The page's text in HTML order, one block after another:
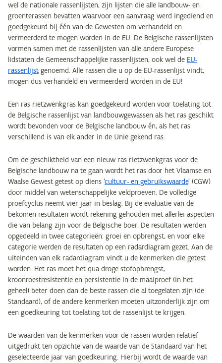
wel de nationale rassenlijsten, zijn lijsten die alle landbouw- en
groenterassen bevatten waarvoor een aanvraag werd ingediend en
goedgekeurd bij één van de Gewesten om verhandeld en
vermeerderd te mogen worden in de EU. De Belgische rassenlijsten
vormen samen met de rassenlijsten van alle andere Europese
lidstaten de Gemeenschappelijke rassenlijsten, ook wel de EU-
rassenlijstgenoemd. Alle rassen die u op de EU-rassenlijst vindt,
mogen dus verhandeld en vermeerderd worden in de EU!
Een ras rietzwenkgras kan goedgekeurd worden voor toelating tot
de Belgische rassenlijst van landbouwgewassen als het ras geschikt
wordt bevonden voor de Belgische landbouw én, als het ras
verschillend is van elk ander in de Unie gekend ras.
Om de geschiktheid van een nieuw ras rietzwenkgras voor de
Belgische landbouw na te gaan wordt het ras door het Vlaamse en
Waalse Gewest getest op diens ‘cultuur- en gebruikswaarde’ (CGW)
door middel van wetenschappelijke veldproeven. De volledige
proefcyclus neemt vier jaar in beslag. Bij de evaluatie van de
bekomen resultaten wordt rekening gehouden met allerlei aspecten
die van belang zijn voor de Belgische boer. De resultaten werden
opgedeeld in twee categorieën: groei en opbrengst, en voor elke
categorie werden de resultaten op een radardiagram gezet. Aan de
uiteinden van elk radardiagram vindt u de kenmerken die getest
worden. Het ras moet het qua droge stofopbrengst,
kroonroestresistentie en persistentie in de maaiproef (in het
geheel) beter doen dan de beste rassen die al toegelaten zijn (de
Standaard), of de andere kenmerken moeten uitzonderlijk zijn om
een goedkeuring tot toelating tot de rassenlijst te krijgen.
De waarden van de kenmerken voor de rassen worden relatief
uitgedrukt ten opzichte van de waarde van de Standaard van het
geselecteerde jaar van goedkeuring. Hierbij wordt de waarde van